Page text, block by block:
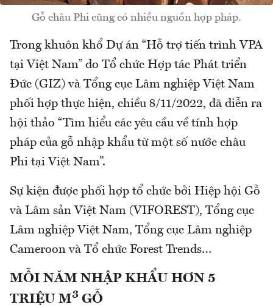
Gỗ châu Phi cũng có nhiều nguồn hợp pháp.
Trong khuôn khổ Dự án “Hỗ trợ tiến trình VPA
tại Việt Nam” do Tổ chức Hợp tác Phát triển
Đức (GIZ) và Tổng cục Lâm nghiệp Việt Nam
phối hợp thực hiện, chiều 8/11/2022, đã diễn ra
hội thảo “Tìm hiểu các yêu cầu về tính hợp
pháp của gỗ nhập khẩu từ một số nước châu
Phi tại Việt Nam”.
Sự kiện được phối hợp tổ chức bởi Hiệp hội Gỗ
và Lâm sản Việt Nam (VIFOREST), Tổng cục
Lâm nghiệp Việt Nam, Tổng cục Lâm nghiệp
Cameroon và Tổ chức Forest Trends…
MỖI NĂM NHẬP KHẨU HƠN 5
TRIỆU M3 GỖ